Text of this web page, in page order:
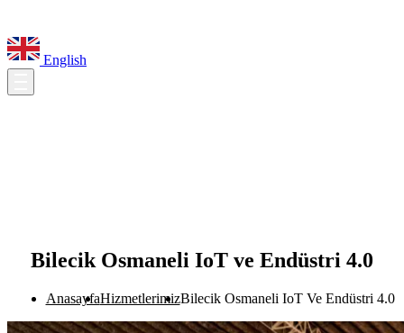
English
Bilecik Osmaneli IoT ve Endüstri 4.0
AnasayfaHizmetlerimizBilecik Osmaneli IoT Ve Endüstri 4.0